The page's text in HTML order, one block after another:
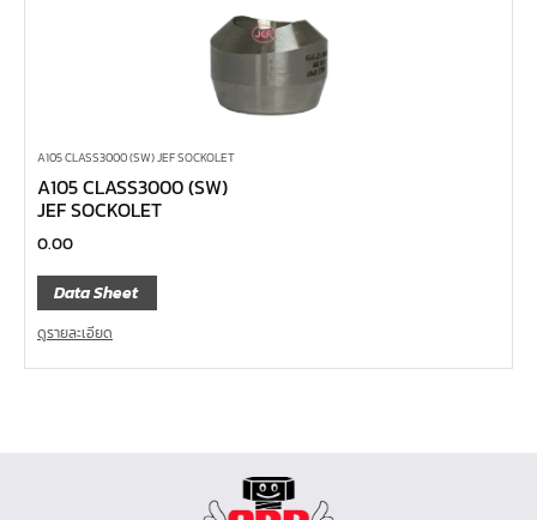
A105 CLASS3000 (SW) JEF SOCKOLET
A105 CLASS3000 (SW)
JEF SOCKOLET
0.00
Data Sheet
ดูรายละเอียด